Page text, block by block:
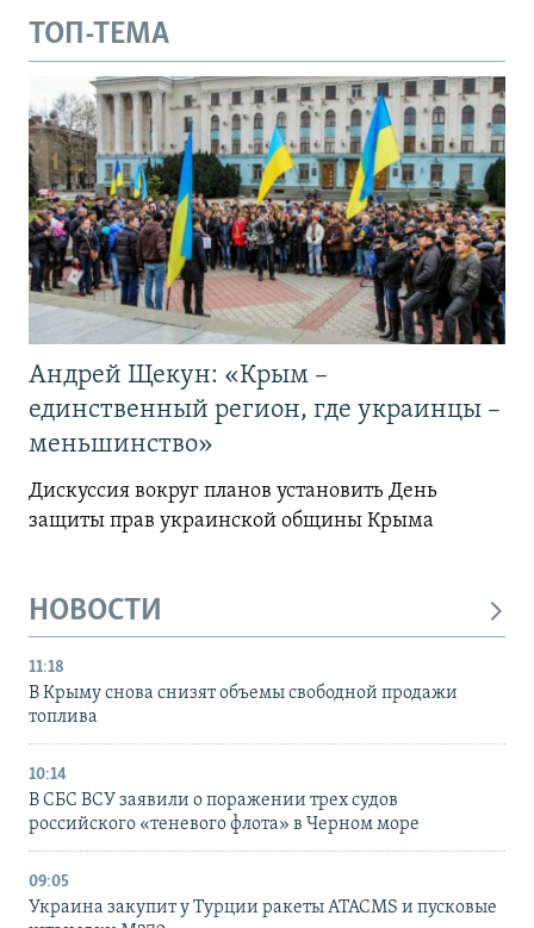
ТОП-ТЕМА
Андрей Щекун: «Крым –
единственный регион, где украинцы –
меньшинство»
Дискуссия вокруг планов установить День
защиты прав украинской общины Крыма
НОВОСТИ
11:18
В Крыму снова снизят объемы свободной продажи
топлива
10:14
В СБС ВСУ заявили о поражении трех судов
российского «теневого флота» в Черном море
09:05
Украина закупит у Турции ракеты ATACMS и пусковые